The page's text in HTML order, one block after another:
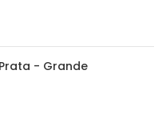
- Grande